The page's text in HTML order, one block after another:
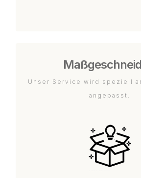
Unser Service wird speziell
angepasst.